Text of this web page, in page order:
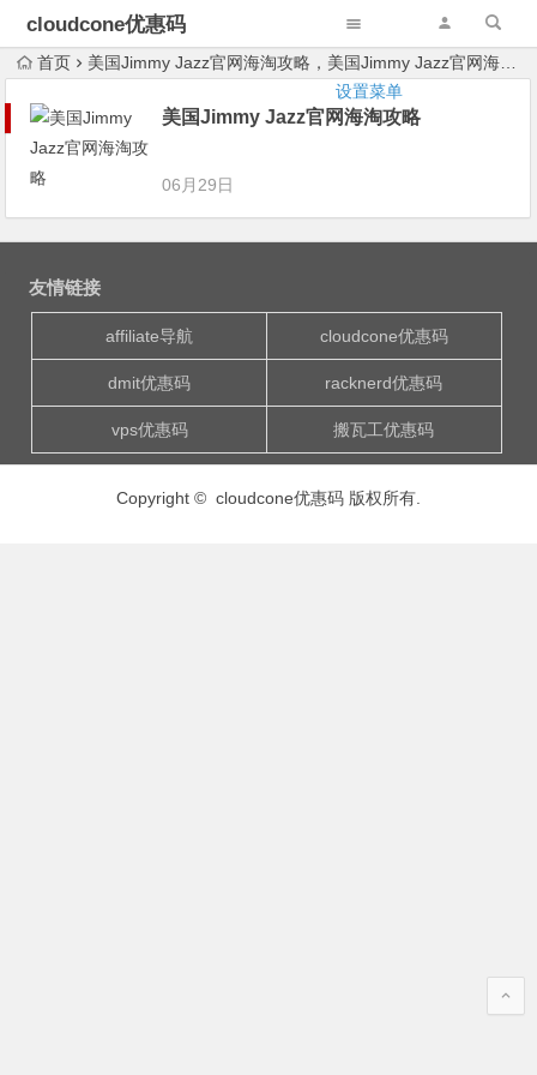
cloudcone优惠码
设置菜单
首页 美国Jimmy Jazz官网海淘攻略，美国Jimmy Jazz官网海淘教程，美国Jimmy Jazz官网攻略
美国Jimmy Jazz官网海淘攻略
06月29日
友情链接
affiliate导航 cloudcone优惠码
dmit优惠码 racknerd优惠码
vps优惠码 搬瓦工优惠码
Copyright © cloudcone优惠码 版权所有.